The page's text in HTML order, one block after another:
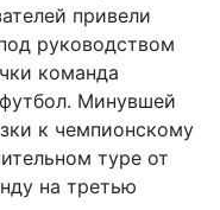
привели
руководством
команда
Минувшей
к чемпионскому
туре от
на третью